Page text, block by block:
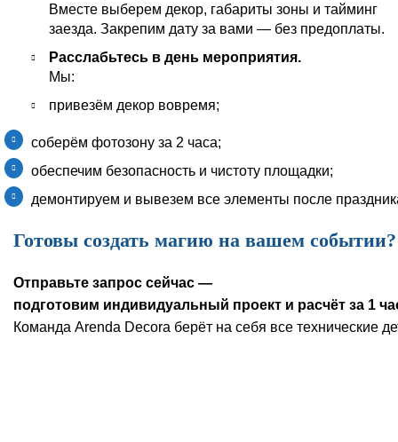
Вместе выберем декор, габариты зоны и тайминг
заезда. Закрепим дату за вами — без предоплаты.
Расслабьтесь в день мероприятия.
Мы:
привезём декор вовремя;
соберём фотозону за 2 часа;
обеспечим безопасность и чистоту площадки;
демонтируем и вывезем все элементы после
Готовы создать магию на вашем событии?
Отправьте запрос сейчас —
подготовим индивидуальный проект и расчёт за 1
Команда Arenda Decora берёт на себя все технические